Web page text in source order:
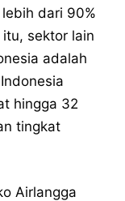
dari 90%
sektor lain
adalah
hingga 32
tingkat
Airlangga